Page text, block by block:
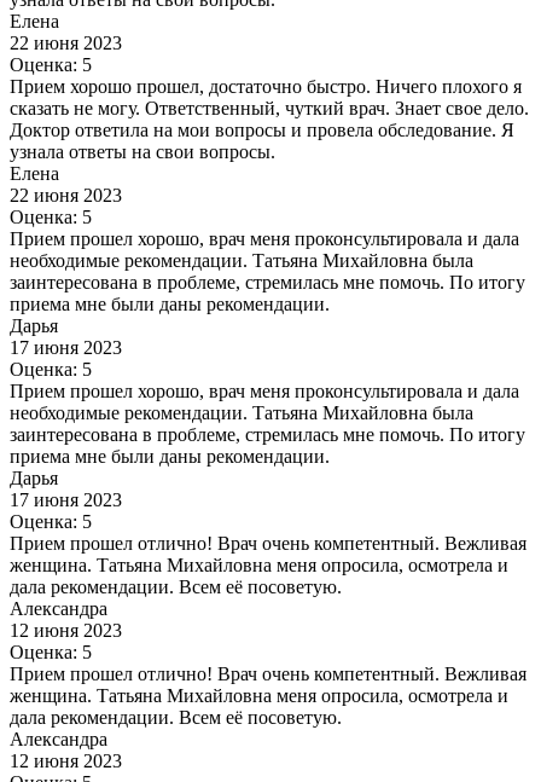
Елена
22 июня 2023
Оценка: 5
Прием хорошо прошел, достаточно быстро. Ничего плохого я
сказать не могу. Ответственный, чуткий врач. Знает свое дело.
Доктор ответила на мои вопросы и провела обследование. Я
узнала ответы на свои вопросы.
Елена
22 июня 2023
Оценка: 5
Прием прошел хорошо, врач меня проконсультировала и дала
необходимые рекомендации. Татьяна Михайловна была
заинтересована в проблеме, стремилась мне помочь. По итогу
приема мне были даны рекомендации.
Дарья
17 июня 2023
Оценка: 5
Прием прошел хорошо, врач меня проконсультировала и дала
необходимые рекомендации. Татьяна Михайловна была
заинтересована в проблеме, стремилась мне помочь. По итогу
приема мне были даны рекомендации.
Дарья
17 июня 2023
Оценка: 5
Прием прошел отлично! Врач очень компетентный. Вежливая
женщина. Татьяна Михайловна меня опросила, осмотрела и
дала рекомендации. Всем её посоветую.
Александра
12 июня 2023
Оценка: 5
Прием прошел отлично! Врач очень компетентный. Вежливая
женщина. Татьяна Михайловна меня опросила, осмотрела и
дала рекомендации. Всем её посоветую.
Александра
12 июня 2023